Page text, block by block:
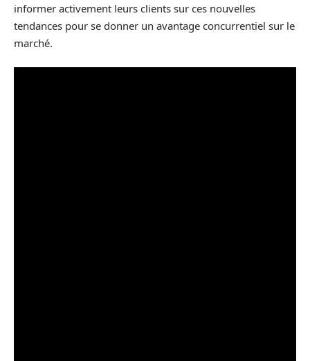
informer activement leurs clients sur ces nouvelles
tendances pour se donner un avantage concurrentiel sur le
marché.